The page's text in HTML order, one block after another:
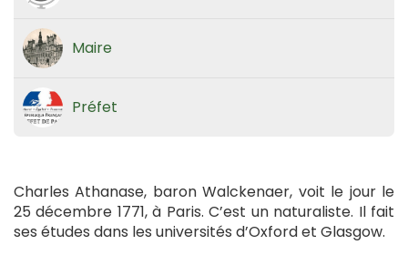
Maire
Préfet
Charles Athanase, baron Walckenaer, voit le jour le
25 décembre 1771, à Paris. C’est un naturaliste. Il fait
ses études dans les universités d’Oxford et Glasgow.